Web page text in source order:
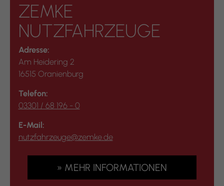
ZEMKE
NUTZFAHRZEUGE
Adresse:
Am Heidering 2
16515 Oranienburg
Telefon:
03301 / 68 196 - 0
E-Mail:
nutzfahrzeuge@zemke.de
» MEHR INFORMATIONEN